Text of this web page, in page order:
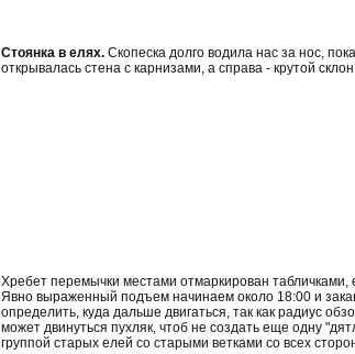
Стоянка в елях.Скопеска долго водила нас за нос,
открывалась стена с карнизами, а справа - крутой
Хребет перемычки местами отмаркирован табличками,
Явно выраженный подъем начинаем около 18:00 и
определить, куда дальше двигаться, так как радиус
может двинуться пухляк, чтоб не создать еще одну
группой старых елей со старыми ветками со всех